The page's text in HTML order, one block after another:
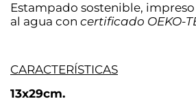
Estampado sostenible,
al agua con certificado OEKO-
CARACTERÍSTICAS
13x29cm.